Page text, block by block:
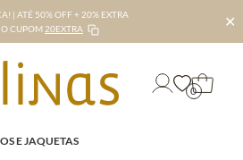
| ATÉ 50% OFF + 20% EXTRA
CUPOM 20EXTRA ✕
0
E JAQUETAS